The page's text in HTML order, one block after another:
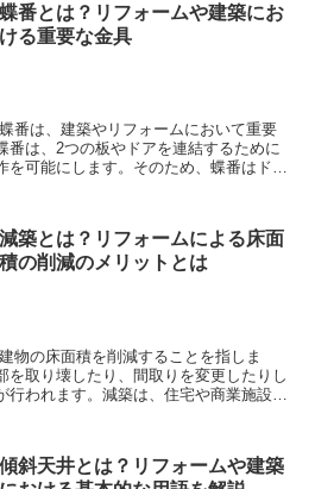
いて重要な役割を果たしています。その
な建物を作り上げることができます。
の勾配や形状を調整することができま
風の負荷がかかることがありますが、垂
、建物全体の強度を保つ役割を果たしま
害においても、垂木は建物の耐震性を高
材や防音材を敷くことで、屋根からの
により、快適な室内環境を実現するこ
度の確保が必要です。
蝶番とは？リフォームや建築にお
ける重要な金具
番は、2つの板やドアを連結するために
を可能にします。そのため、蝶番はドア
連結するために使用されるため、ドア
がスムーズに動く必要があります。ま
支える役割も果たしています。適切な蝶
窓がしっかりと固定され、安定した動作
す。蝶番は、ドアや窓を取り付ける際
交換が比較的簡単に行えます。これに
も便利に使用することができます。
金具でもあります。ドアや窓は日常的に
に使用されることになります。そのた
に取り付けられることが多いため、デザ
、ドアや窓
減築とは？リフォームによる床面
積の削減のメリットとは
を取り壊したり、間取りを変更したりし
われます。減築は、住宅や商業施設な
することで、光熱費やメンテナンス費用
傾斜天井とは？リフォームや建築